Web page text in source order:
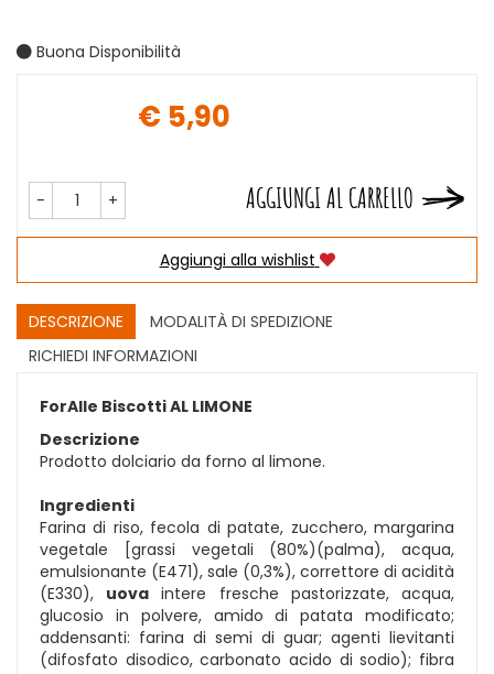
Buona Disponibilità
€ 5,90
- + AGGIUNGI AL CARRELLO
Aggiungi alla wishlist
DESCRIZIONE
MODALITÀ DI SPEDIZIONE
RICHIEDI INFORMAZIONI
ForAlle Biscotti AL LIMONE
Descrizione
Prodotto dolciario da forno al limone.
Ingredienti
Farina di riso, fecola di patate, zucchero, margarina
vegetale [grassi vegetali (80%)(palma), acqua,
emulsionante (E471), sale (0,3%), correttore di acidità
(E330), uova intere fresche pastorizzate, acqua,
glucosio in polvere, amido di patata modificato;
addensanti: farina di semi di guar; agenti lievitanti
(difosfato disodico, carbonato acido di sodio); fibra